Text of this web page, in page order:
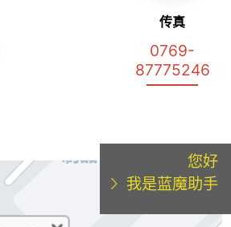
您好
我是蓝魔助手
传真
0769-
87775246